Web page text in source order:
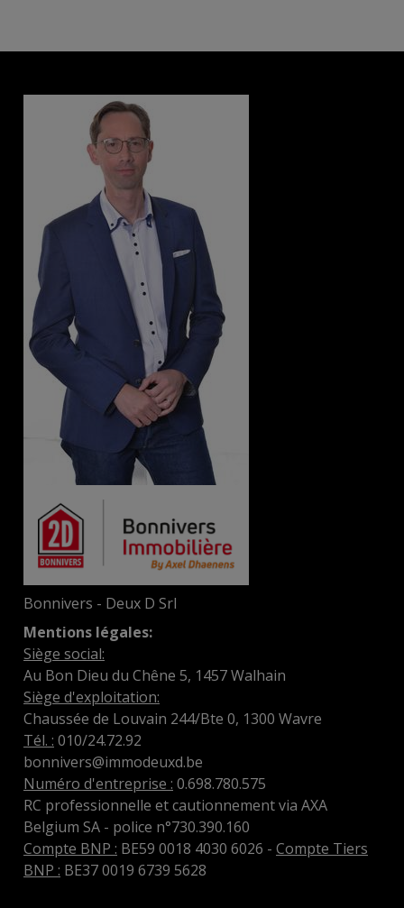
Bonnivers - Deux D Srl
Mentions légales:
Siège social:
Au Bon Dieu du Chêne 5, 1457 Walhain
Siège d'exploitation:
Chaussée de Louvain 244/Bte 0, 1300 Wavre
Tél. : 010/24.72.92
bonnivers@immodeuxd.be
Numéro d'entreprise : 0.698.780.575
RC professionnelle et cautionnement via AXA
Belgium SA - police n°730.390.160
Compte BNP : BE59 0018 4030 6026 - Compte Tiers
BNP : BE37 0019 6739 5628